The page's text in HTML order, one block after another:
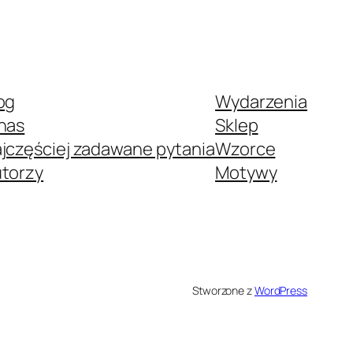
zadawane pytania
Wydarzenia
Sklep
Wzorce
Motywy
Stworzone zWordPress